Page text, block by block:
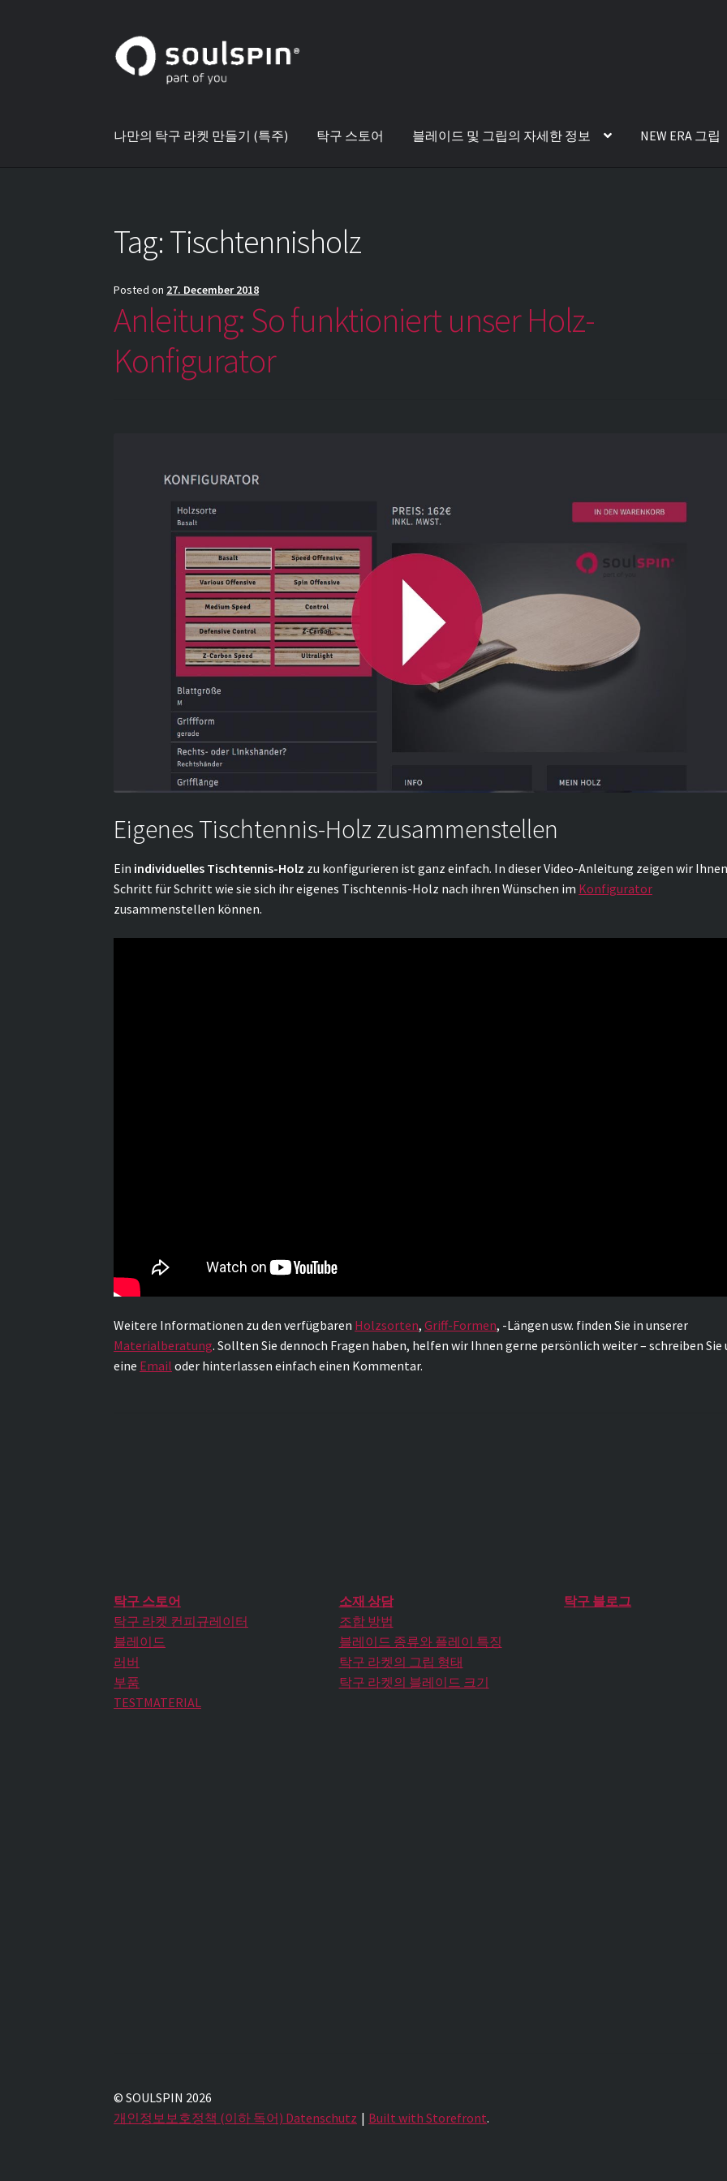
Skip
to
navigation
Skip
to
나만의 탁구 라켓 만들기 (특주) 탁구 스토어 블레이드 및 그립의 자세한 정보 NEW ERA 그립
Tag: Tischtennisholz
Posted on 27. December 2018
Anleitung: So funktioniert unser Holz-
Konfigurator
Eigenes Tischtennis-Holz zusammenstellen
Ein individuelles Tischtennis-Holz zu konfigurieren ist ganz einfach. In dieser Video-Anleitung zeigen wir
Schritt für Schritt wie sie sich ihr eigenes Tischtennis-Holz nach ihren Wünschen im Konfigurator
zusammenstellen können.
Weitere Informationen zu den verfügbaren Holzsorten,Griff-Formen, -Längen usw. finden Sie in unserer
Materialberatung. Sollten Sie dennoch Fragen haben, helfen wir Ihnen gerne persönlich weiter – schreiben Sie
eine Email oder hinterlassen einfach einen Kommentar.
탁구 스토어
탁구 라켓 컨피규레이터
블레이드
러버
부품
TESTMATERIAL
소재 상담
조합 방법
블레이드 종류와 플레이 특징
탁구 라켓의 그립 형태
탁구 라켓의 블레이드 크기
탁구 블로그
© SOULSPIN 2026
개인정보보호정책 (이하 독어) Datenschutz
Built with Storefront.